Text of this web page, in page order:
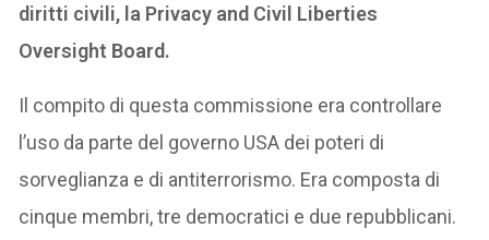
diritti civili, la Privacy and Civil Liberties
Oversight Board.
Il compito di questa commissione era controllare
l’uso da parte del governo USA dei poteri di
sorveglianza e di antiterrorismo. Era composta di
cinque membri, tre democratici e due repubblicani.